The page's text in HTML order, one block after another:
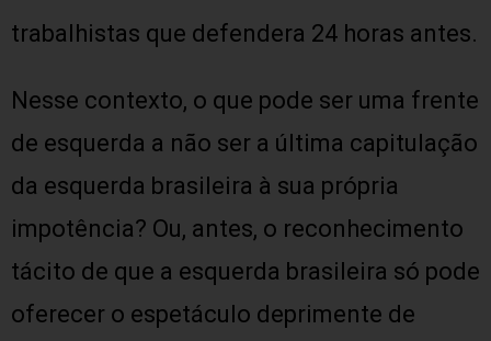
trabalhistas que defendera 24 horas antes.
Nesse contexto, o que pode ser uma frente
de esquerda a não ser a última capitulação
da esquerda brasileira à sua própria
impotência? Ou, antes, o reconhecimento
tácito de que a esquerda brasileira só pode
oferecer o espetáculo deprimente de